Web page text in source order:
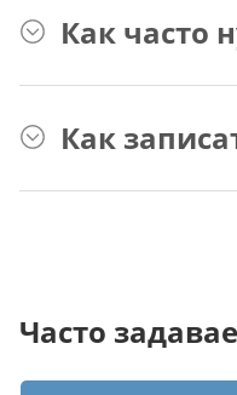
Как часто
Как
Часто